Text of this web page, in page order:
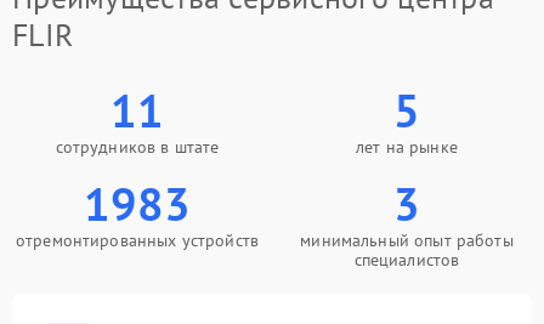
FLIR
11
сотрудников в штате
5
лет на рынке
1983
отремонтированных устройств
3
минимальный опыт работы
специалистов